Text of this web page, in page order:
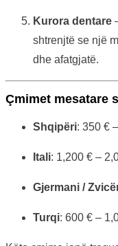
Kurora dentare
shtrenjtë se një
dhe afatgjatë.
Çmimet mesatare
Shqipëri: 350 €
Itali: 1,200 € –
Gjermani /
Turqi: 600 € –